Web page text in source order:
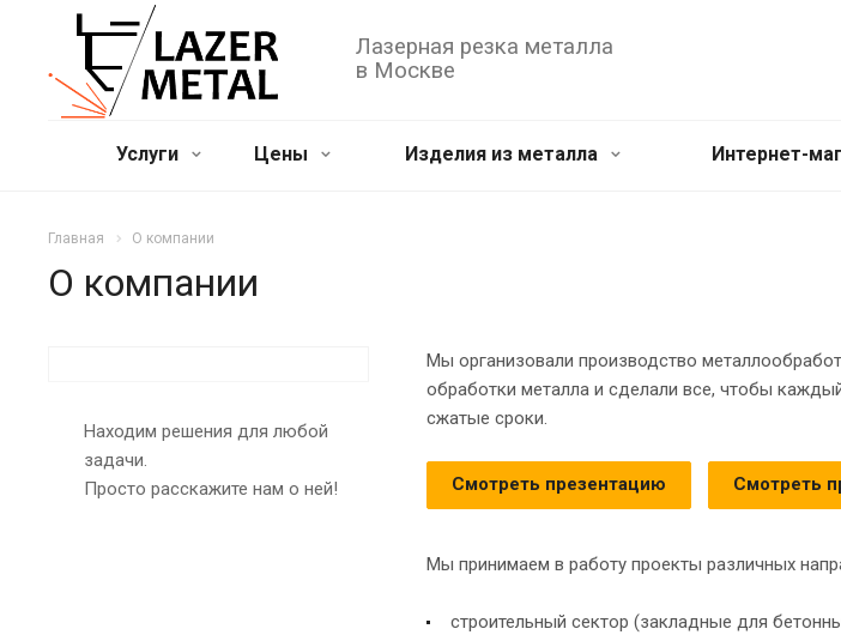
Лазерная резка металла
в Москве
Услуги Цены Изделия из металла Интернет-
Главная О компании
О компании
Мы организовали производство
обработки металла и сделали все, чтобы
сжатые сроки.
Смотреть презентацию Смотреть
Мы принимаем в работу проекты различных
строительный сектор (закладные для
Находим решения для любой
задачи.
Просто расскажите нам о ней!